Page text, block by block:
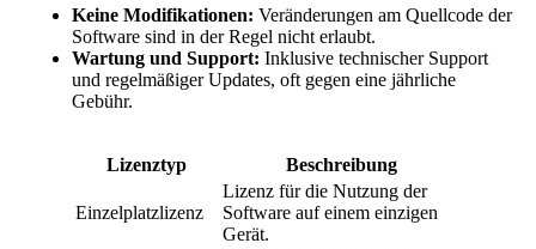
Keine Modifikationen: Veränderungen am Quellcode der
Software sind in der Regel nicht erlaubt.
Wartung und Support: Inklusive technischer Support
und regelmäßiger Updates, oft gegen eine jährliche
Gebühr.
Lizenztyp Beschreibung
Einzelplatzlizenz
Lizenz für die Nutzung der
Software auf einem einzigen
Gerät.